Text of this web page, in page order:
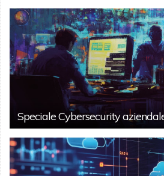
Speciale Cybersecurity